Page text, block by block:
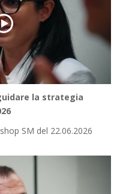
la strategia
SM del 22.06.2026